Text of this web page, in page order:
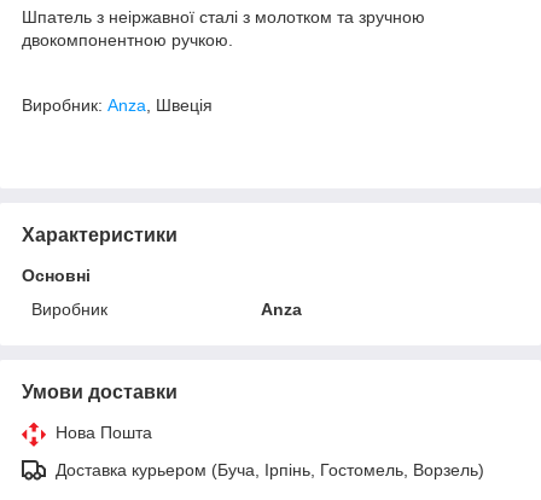
Шпатель з неіржавної сталі з молотком та зручною
двокомпонентною ручкою.
Виробник: Anza , Швеція
Характеристики
Основні
Виробник
Anza
Умови доставки
Нова Пошта
Доставка курьером (Буча, Ірпінь, Гостомель, Ворзель)